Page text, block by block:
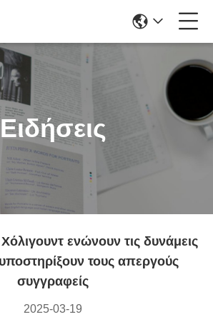
Ειδήσεις
ενώνουν τις δυνάμεις
τους απεργούς
συγγραφείς
2025-03-19